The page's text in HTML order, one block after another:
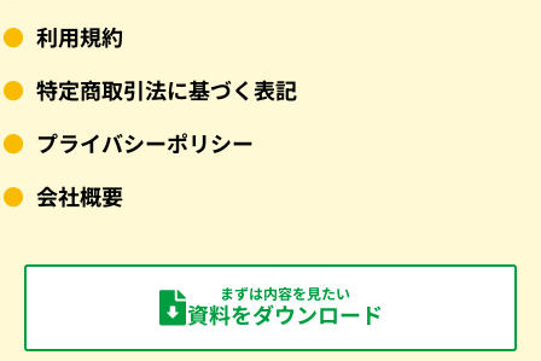
利用規約
特定商取引法に基づく表記
プライバシーポリシー
会社概要
まずは内容を見たい
資料をダウンロード